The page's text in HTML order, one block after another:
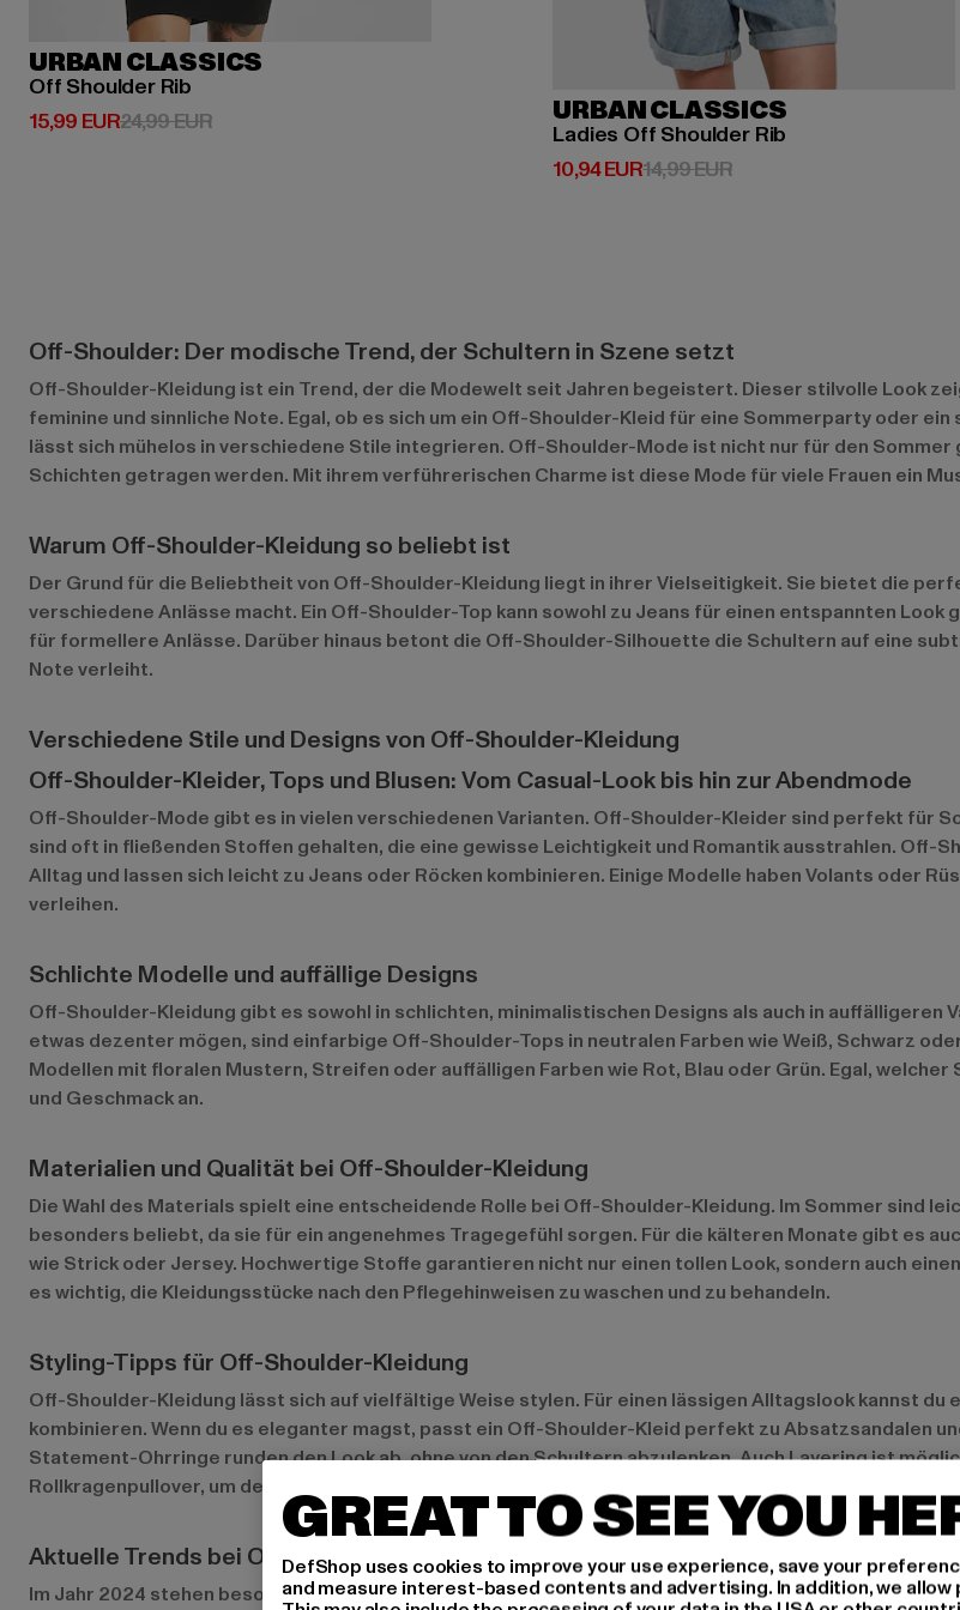
URBAN CLASSICS
Off Shoulder Rib
15,99 EUR
Derzeitiger Preis: 15,99 EUR
24,99 EURAktionspreis: 24,99 EUR URBAN CLASSICS
Ladies Off Shoulder Rib
10,94 EUR
Derzeitiger Preis: 10,94 EUR
14,99 EURAktionspreis: 14,99 EUR
Off-Shoulder: Der modische Trend, der Schultern in Szene setzt
Off-Shoulder-Kleidung ist ein Trend, der die Modewelt seit Jahren begeistert. Dieser stilvolle Look
feminine und sinnliche Note. Egal, ob es sich um ein Off-Shoulder-Kleid für eine Sommerparty oder
lässt sich mühelos in verschiedene Stile integrieren. Off-Shoulder-Mode ist nicht nur für den
Schichten getragen werden. Mit ihrem verführerischen Charme ist diese Mode für viele Frauen ein
Warum Off-Shoulder-Kleidung so beliebt ist
Der Grund für die Beliebtheit von Off-Shoulder-Kleidung liegt in ihrer Vielseitigkeit. Sie bietet die
verschiedene Anlässe macht. Ein Off-Shoulder-Top kann sowohl zu Jeans für einen entspannten
für formellere Anlässe. Darüber hinaus betont die Off-Shoulder-Silhouette die Schultern auf eine
Note verleiht.
Verschiedene Stile und Designs von Off-Shoulder-Kleidung
Off-Shoulder-Kleider, Tops und Blusen: Vom Casual-Look bis hin zur Abendmode
Off-Shoulder-Mode gibt es in vielen verschiedenen Varianten. Off-Shoulder-Kleider sind perfekt für
sind oft in fließenden Stoffen gehalten, die eine gewisse Leichtigkeit und Romantik ausstrahlen. Off-
Alltag und lassen sich leicht zu Jeans oder Röcken kombinieren. Einige Modelle haben Volants oder
verleihen.
Schlichte Modelle und auffällige Designs
Off-Shoulder-Kleidung gibt es sowohl in schlichten, minimalistischen Designs als auch in
etwas dezenter mögen, sind einfarbige Off-Shoulder-Tops in neutralen Farben wie Weiß, Schwarz
Modellen mit floralen Mustern, Streifen oder auffälligen Farben wie Rot, Blau oder Grün. Egal,
und Geschmack an.
Materialien und Qualität bei Off-Shoulder-Kleidung
Die Wahl des Materials spielt eine entscheidende Rolle bei Off-Shoulder-Kleidung. Im Sommer sind
besonders beliebt, da sie für ein angenehmes Tragegefühl sorgen. Für die kälteren Monate gibt es
wie Strick oder Jersey. Hochwertige Stoffe garantieren nicht nur einen tollen Look, sondern auch
es wichtig, die Kleidungsstücke nach den Pflegehinweisen zu waschen und zu behandeln.
Styling-Tipps für Off-Shoulder-Kleidung
Off-Shoulder-Kleidung lässt sich auf vielfältige Weise stylen. Für einen lässigen Alltagslook kannst
kombinieren. Wenn du es eleganter magst, passt ein Off-Shoulder-Kleid perfekt zu Absatzsandalen
Statement-Ohrringe runden den Look ab, ohne von den Schultern abzulenken. Auch Layering ist
Rollkragenpullover, um den Look wintertauglich zu machen.
Aktuelle Trends bei Off-Shoulder-Kleidung
Im Jahr 2024 stehen besonders natürliche Farben und nachhaltige Materialien im Mittelpunkt der
GREAT TO SEE YOU
DefShop uses cookies to improve your use experience, save your
and measure interest-based contents and advertising. In addition, we